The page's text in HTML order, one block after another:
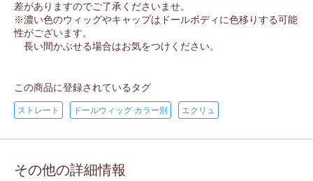
差がありますのでご了承くださいませ。
※濃い色のウィッグやキャップはドールボディに色移りする可能
性がございます。
長い間かぶせる場合はお気をつけください。
この商品に登録されているタグ
ストレート ドールウィッグ カラー別 エクリュ
その他の詳細情報